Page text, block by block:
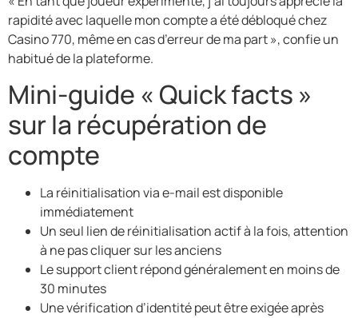
rapidité avec laquelle mon compte a été débloqué chez
Casino 770, même en cas d’erreur de ma part », confie un
habitué de la plateforme.
Mini-guide « Quick facts »
sur la récupération de
compte
La réinitialisation via e-mail est disponible
immédiatement
Un seul lien de réinitialisation actif à la fois, attention
à ne pas cliquer sur les anciens
Le support client répond généralement en moins de
30 minutes
Une vérification d’identité peut être exigée après